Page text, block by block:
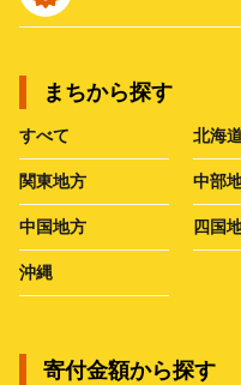
まちから探す
すべて 北海
関東地方 中部
中国地方 四国
沖縄
寄付金額から探す